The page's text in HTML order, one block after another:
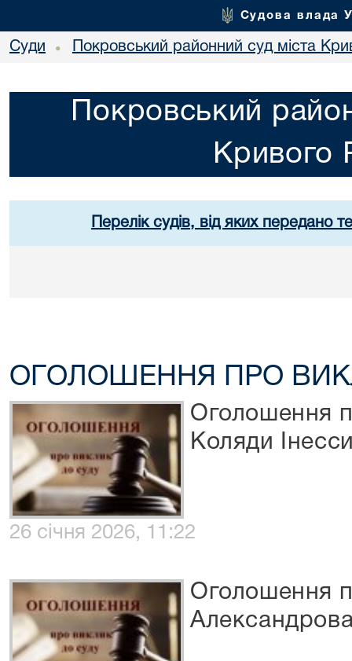
Судова влада
Суди • Покровський районний суд міста
Покровський
Кривого
Перелік судів, від яких передано
ОГОЛОШЕННЯ ПРО
Оголошення
Коляди
26 січня 2026, 11:22
Оголошення